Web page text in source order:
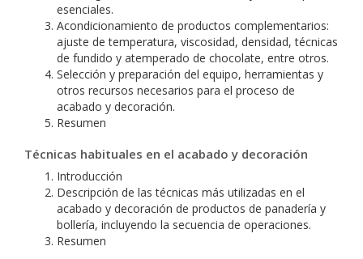
esenciales.
Acondicionamiento de productos complementarios:
ajuste de temperatura, viscosidad, densidad, técnicas
de fundido y atemperado de chocolate, entre otros.
Selección y preparación del equipo, herramientas y
otros recursos necesarios para el proceso de
acabado y decoración.
Resumen
Técnicas habituales en el acabado y decoración
Introducción
Descripción de las técnicas más utilizadas en el
acabado y decoración de productos de panadería y
bollería, incluyendo la secuencia de operaciones.
Resumen